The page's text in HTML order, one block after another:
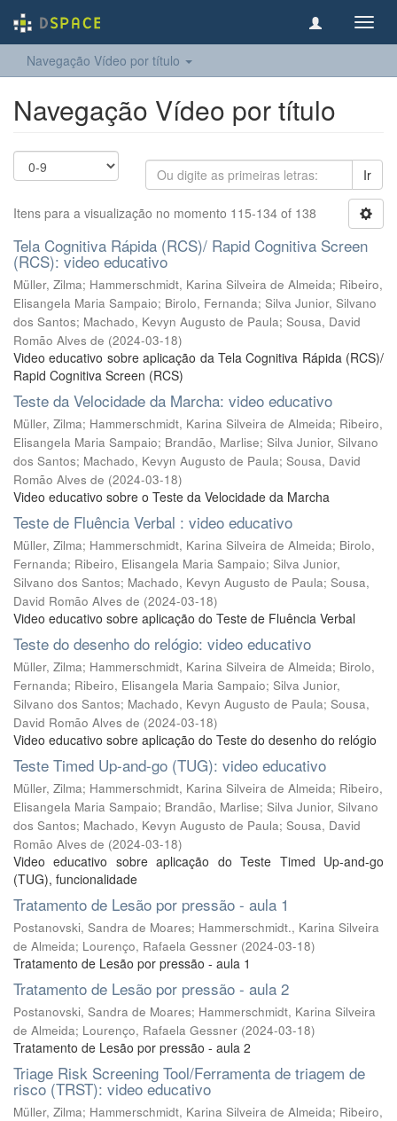
Navegação Vídeo por título
Navegação Vídeo por título
Ir
Itens para a visualização no momento 115-134 of 138
Tela Cognitiva Rápida (RCS)/ Rapid Cognitiva Screen
(RCS): video educativo
Müller, Zilma; Hammerschmidt, Karina Silveira de Almeida; Ribeiro,
Elisangela Maria Sampaio; Birolo, Fernanda; Silva Junior, Silvano
dos Santos; Machado, Kevyn Augusto de Paula; Sousa, David
Romão Alves de (2024-03-18)
Video educativo sobre aplicação da Tela Cognitiva Rápida (RCS)/
Rapid Cognitiva Screen (RCS)
Teste da Velocidade da Marcha: video educativo
Müller, Zilma; Hammerschmidt, Karina Silveira de Almeida; Ribeiro,
Elisangela Maria Sampaio; Brandão, Marlise; Silva Junior, Silvano
dos Santos; Machado, Kevyn Augusto de Paula; Sousa, David
Romão Alves de (2024-03-18)
Video educativo sobre o Teste da Velocidade da Marcha
Teste de Fluência Verbal : video educativo
Müller, Zilma; Hammerschmidt, Karina Silveira de Almeida; Birolo,
Fernanda; Ribeiro, Elisangela Maria Sampaio; Silva Junior,
Silvano dos Santos; Machado, Kevyn Augusto de Paula; Sousa,
David Romão Alves de (2024-03-18)
Video educativo sobre aplicação do Teste de Fluência Verbal
Teste do desenho do relógio: video educativo
Müller, Zilma; Hammerschmidt, Karina Silveira de Almeida; Birolo,
Fernanda; Ribeiro, Elisangela Maria Sampaio; Silva Junior,
Silvano dos Santos; Machado, Kevyn Augusto de Paula; Sousa,
David Romão Alves de (2024-03-18)
Video educativo sobre aplicação do Teste do desenho do relógio
Teste Timed Up-and-go (TUG): video educativo
Müller, Zilma; Hammerschmidt, Karina Silveira de Almeida; Ribeiro,
Elisangela Maria Sampaio; Brandão, Marlise; Silva Junior, Silvano
dos Santos; Machado, Kevyn Augusto de Paula; Sousa, David
Romão Alves de (2024-03-18)
Video educativo sobre aplicação do Teste Timed Up-and-go
(TUG), funcionalidade
Tratamento de Lesão por pressão - aula 1
Postanovski, Sandra de Moares; Hammerschmidt., Karina Silveira
de Almeida; Lourenço, Rafaela Gessner (2024-03-18)
Tratamento de Lesão por pressão - aula 1
Tratamento de Lesão por pressão - aula 2
Postanovski, Sandra de Moares; Hammerschmidt, Karina Silveira
de Almeida; Lourenço, Rafaela Gessner (2024-03-18)
Tratamento de Lesão por pressão - aula 2
Triage Risk Screening Tool/Ferramenta de triagem de
risco (TRST): video educativo
Müller, Zilma; Hammerschmidt, Karina Silveira de Almeida; Ribeiro,